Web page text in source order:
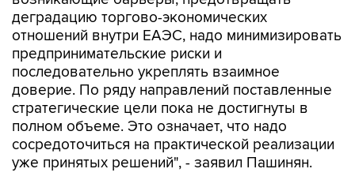
деградацию торгово-экономических
отношений внутри ЕАЭС, надо минимизировать
предпринимательские риски и
последовательно укреплять взаимное
доверие. По ряду направлений поставленные
стратегические цели пока не достигнуты в
полном объеме. Это означает, что надо
сосредоточиться на практической реализации
уже принятых решений", - заявил Пашинян.